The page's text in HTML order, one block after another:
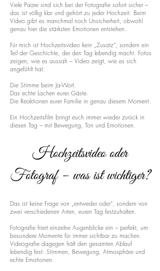
Viele Paare sind sich bei der Fotografie sofort sicher –
das ist völlig klar und gehört zu jeder Hochzeit. Beim
Video gibt es manchmal noch Unsicherheit, obwohl
genau hier die stärksten Emotionen entstehen.
Für mich ist Hochzeitsvideo kein „Zusatz“, sondern ein
Teil der Geschichte, der den Tag lebendig macht. Fotos
zeigen, wie es aussah – Video zeigt, wie es sich
angefühlt hat.
Die Stimme beim Ja-Wort.
Das echte Lachen eurer Gäste.
Die Reaktionen eurer Familie in genau diesem Moment.
Ein Hochzeitsfilm bringt euch immer wieder zurück in
diesen Tag – mit Bewegung, Ton und Emotionen.
Hochzeitsvideo oder
Fotograf – was ist wichtiger?
Das ist keine Frage von „entweder oder“, sondern von
zwei verschiedenen Arten, euren Tag festzuhalten.
Fotografie friert einzelne Augenblicke ein – perfekt, um
besondere Momente für immer sichtbar zu machen.
Videografie dagegen hält den gesamten Ablauf
lebendig fest: Stimmen, Bewegung, Atmosphäre und
echte Emotionen.